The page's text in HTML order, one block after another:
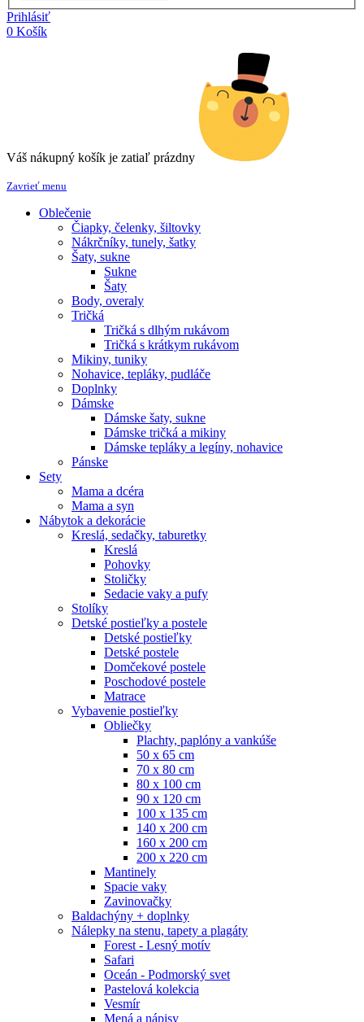
Prihlásiť
0 Košík
Váš nákupný košík je zatiaľ prázdny
Zavrieť menu
Oblečenie
Čiapky, čelenky, šiltovky
Nákrčníky, tunely, šatky
Šaty, sukne
Sukne
Šaty
Body, overaly
Tričká
Tričká s dlhým rukávom
Tričká s krátkym rukávom
Mikiny, tuniky
Nohavice, tepláky, pudláče
Doplnky
Dámske
Dámske šaty, sukne
Dámske tričká a mikiny
Dámske tepláky a legíny, nohavice
Pánske
Sety
Mama a dcéra
Mama a syn
Nábytok a dekorácie
Kreslá, sedačky, taburetky
Kreslá
Pohovky
Stoličky
Sedacie vaky a pufy
Stolíky
Detské postieľky a postele
Detské postieľky
Detské postele
Domčekové postele
Poschodové postele
Matrace
Vybavenie postieľky
Obliečky
Plachty, paplóny a vankúše
50 x 65 cm
70 x 80 cm
80 x 100 cm
90 x 120 cm
100 x 135 cm
140 x 200 cm
160 x 200 cm
200 x 220 cm
Mantinely
Spacie vaky
Zavinovačky
Baldachýny + doplnky
Nálepky na stenu, tapety a plagáty
Forest - Lesný motív
Safari
Oceán - Podmorský svet
Pastelová kolekcia
Vesmír
Mená a nápisy